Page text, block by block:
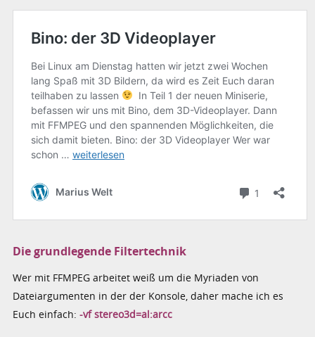
Die grundlegende Filtertechnik
Wer mit FFMPEG arbeitet weiß um die Myriaden von
Dateiargumenten in der der Konsole, daher mache ich es
Euch einfach:-vf stereo3d=al:arcc